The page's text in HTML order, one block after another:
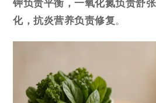
钾负责平衡，一氧化氮负责舒
化，抗炎营养负责修复。